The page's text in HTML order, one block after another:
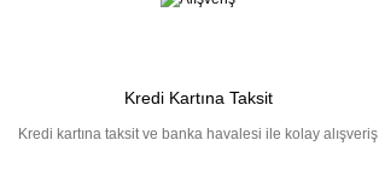
Kredi Kartına Taksit
Kredi kartına taksit ve banka havalesi ile kolay alışveriş